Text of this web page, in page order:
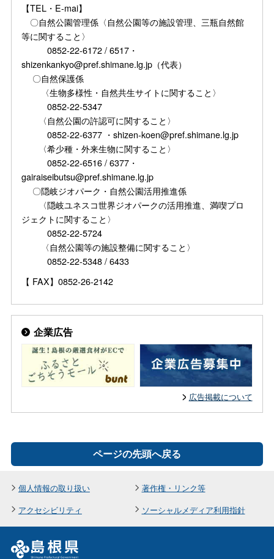
【TEL・E-mai】
〇自然公園管理係〈自然公園等の施設管理、三瓶自然館
等に関すること〉
0852-22-6172 / 6517・
shizenkankyo@pref.shimane.lg.jp（代表）
〇自然保護係
〈生物多様性・自然共生サイトに関すること〉
0852-22-5347
〈自然公園の許認可に関すること〉
0852-22-6377 ・shizen-koen@pref.shimane.lg.jp
〈希少種・外来生物に関すること〉
0852-22-6516 / 6377・
gairaiseibutsu@pref.shimane.lg.jp
〇隠岐ジオパーク・自然公園活用推進係
〈隠岐ユネスコ世界ジオパークの活用推進、満喫プロ
ジェクトに関すること〉
0852-22-5724
〈自然公園等の施設整備に関すること〉
0852-22-5348 / 6433
【 FAX】0852-26-2142
企業広告
広告掲載について
ページの先頭へ戻る
個人情報の取り扱い
著作権・リンク等
アクセシビリティ
ソーシャルメディア利用指針